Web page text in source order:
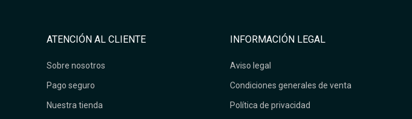
ATENCIÓN AL CLIENTE
Sobre nosotros
Pago seguro
Nuestra tienda
INFORMACIÓN LEGAL
Aviso legal
Condiciones generales de venta
Política de privacidad